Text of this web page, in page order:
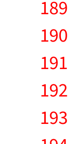
189
190
191
192
193